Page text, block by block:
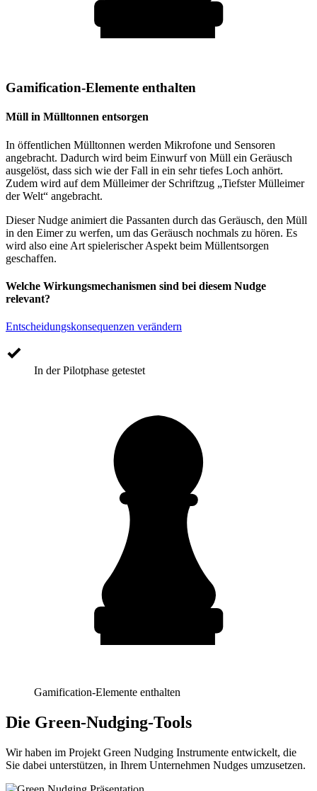
Gamification-Elemente enthalten
Müll in Mülltonnen entsorgen
In öffentlichen Mülltonnen werden Mikrofone und Sensoren
angebracht. Dadurch wird beim Einwurf von Müll ein Geräusch
ausgelöst, dass sich wie der Fall in ein sehr tiefes Loch anhört.
Zudem wird auf dem Mülleimer der Schriftzug „Tiefster Mülleimer
der Welt“ angebracht.
Dieser Nudge animiert die Passanten durch das Geräusch, den Müll
in den Eimer zu werfen, um das Geräusch nochmals zu hören. Es
wird also eine Art spielerischer Aspekt beim Müllentsorgen
geschaffen.
Welche Wirkungsmechanismen sind bei diesem Nudge
relevant?
Entscheidungskonsequenzen verändern
In der Pilotphase getestet
Gamification-Elemente enthalten
Die Green-Nudging-Tools
Wir haben im Projekt Green Nudging Instrumente entwickelt, die
Sie dabei unterstützen, in Ihrem Unternehmen Nudges umzusetzen.